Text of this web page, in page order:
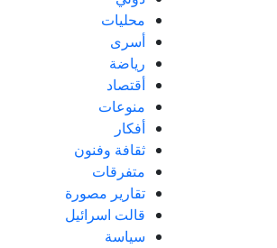
محليات
أسرى
رياضة
أقتصاد
منوعات
أفكار
ثقافة وفنون
متفرقات
تقارير مصورة
قالت اسرائيل
سياسة